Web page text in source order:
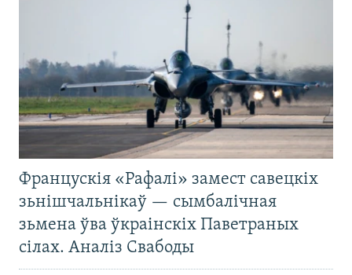
Францускія «Рафалі» замест савецкіх
зьнішчальнікаў — сымбалічная
зьмена ўва ўкраінскіх Паветраных
сілах. Аналіз Свабоды